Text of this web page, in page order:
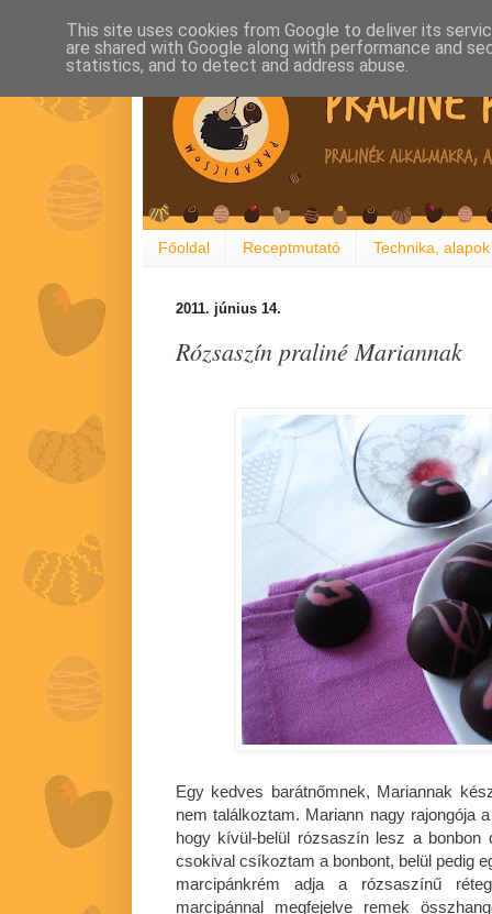
Főoldal Receptmutató Technika, alapok
2011. június 14.
Rózsaszín praliné Mariannak
Egy kedves barátnőmnek, Mariannak
nem találkoztam. Mariann nagy rajongója
hogy kívül-belül rózsaszín lesz a bonbon
csokival csíkoztam a bonbont, belül pedig
marcipánkrém adja a rózsaszínű
marcipánnal megfejelve remek
This site uses cookies from Google to deliver its
are shared with Google along with performance and
statistics, and to detect and address abuse.